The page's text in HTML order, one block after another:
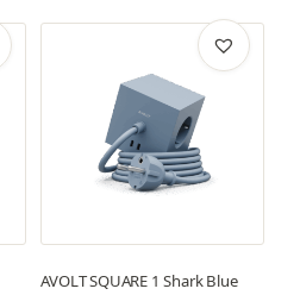
AVOLT SQUARE 1 Shark Blue